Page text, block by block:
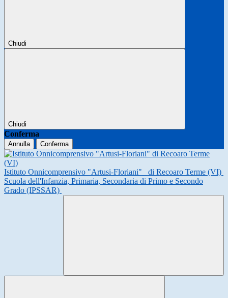
Chiudi
Chiudi
Conferma
Annulla Conferma
Istituto Onnicomprensivo "Artusi-Floriani"
di Recoaro Terme (VI)
Scuola dell'Infanzia, Primaria, Secondaria di Primo e Secondo
Grado (IPSSAR)